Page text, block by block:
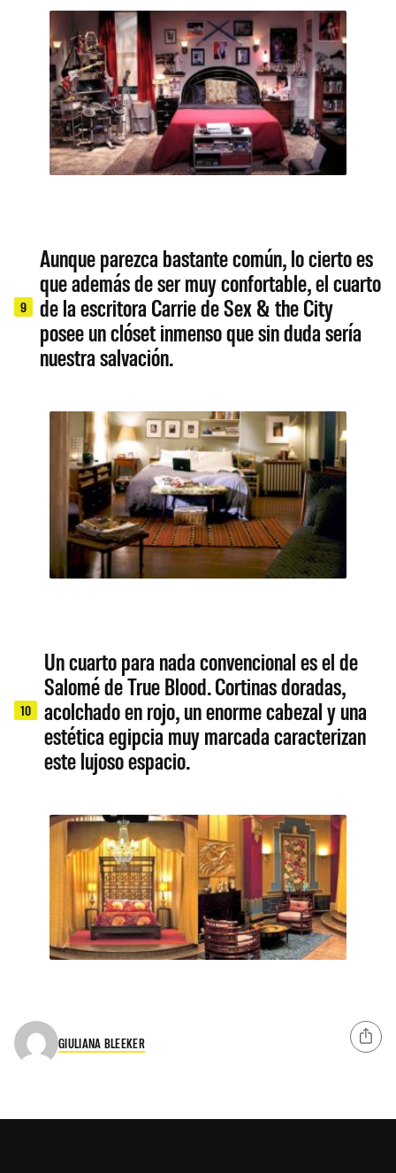
9
Aunque parezca bastante común, lo cierto es
que además de ser muy confortable, el cuarto
de la escritora Carrie de Sex & the City
posee un clóset inmenso que sin duda sería
nuestra salvación.
10
Un cuarto para nada convencional es el de
Salomé de True Blood. Cortinas doradas,
acolchado en rojo, un enorme cabezal y una
estética egipcia muy marcada caracterizan
este lujoso espacio.
GIULIANA BLEEKER